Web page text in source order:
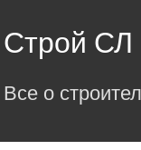
to
content
Строй СЛ
Все о